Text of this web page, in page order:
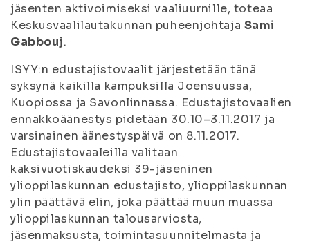
jäsenten aktivoimiseksi vaaliuurnille, toteaa
Keskusvaalilautakunnan puheenjohtaja Sami
Gabbouj.
ISYY:n edustajistovaalit järjestetään tänä
syksynä kaikilla kampuksilla Joensuussa,
Kuopiossa ja Savonlinnassa. Edustajistovaalien
ennakkoäänestys pidetään 30.10–3.11.2017 ja
varsinainen äänestyspäivä on 8.11.2017.
Edustajistovaaleilla valitaan
kaksivuotiskaudeksi 39-jäseninen
ylioppilaskunnan edustajisto, ylioppilaskunnan
ylin päättävä elin, joka päättää muun muassa
ylioppilaskunnan talousarviosta,
jäsenmaksusta, toimintasuunnitelmasta ja